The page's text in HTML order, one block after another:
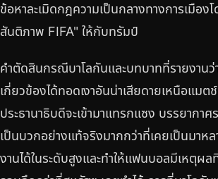
ข้อหาละเมิดกฎความเป็นกลางทางการเมือง
สันติภาพ FIFA" ให้กับทรัมป์
คำตัดสินกรณีบาโลกันและบทบาทที่รายงาน
เกี่ยวข้องได้ทอดเงาอันน่าเสียดายเหนือแม
ประธานาธิบดีจะเข้ามาแทรกแซง บรรยากา
เป็นบวกอย่างแท้จริงมากกว่าที่เคยเป็นมาห
งานได้ในระดับสูงและทำให้แฟนบอลมีเหตุผลที่